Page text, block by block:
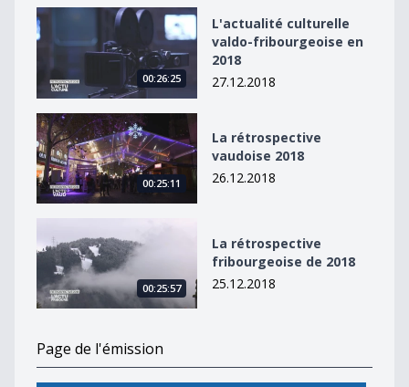
L&#039;actualité culturelle valdo-fribourgeoise en
00:26:25
L'actualité culturelle
valdo-fribourgeoise en
2018
27.12.2018
La rétrospective vaudoise 2018
00:25:11
La rétrospective
vaudoise 2018
26.12.2018
00:25:57
La rétrospective
fribourgeoise de 2018
25.12.2018
Page de l'émission